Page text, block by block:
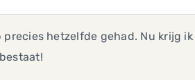
precies hetzelfde gehad. Nu krijg